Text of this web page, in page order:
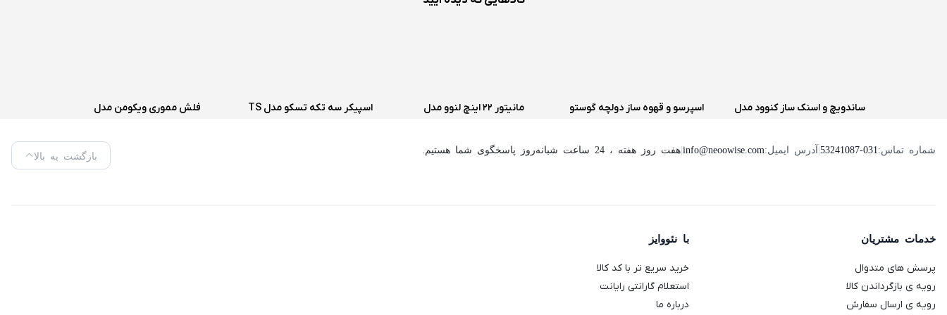
ساندویچ و اسنک ساز کنوود مدل
اسپرسو و قهوه ساز دولچه گوستو
مانیتور 22 اینچ لنوو مدل
(استوک)
اسپیکر سه تکه تسکو مدل TS
فلش مموری ویکومن مدل
شماره تماس: 53241087-031
|آدرس ایمیل:info@neoowise.com
|هفت روز هفته ، 24 ساعت شبانه‌روز پاسخگوی شما هستیم.
بازگشت به بالا
خدمات مشتریان
پرسش های متدوال
رویه ی بازگرداندن کالا
رویه ی ارسال سفارش
با نئووایز
خرید سریع تر با کد کالا
استعلام گارانتی رایانت
درباره ما